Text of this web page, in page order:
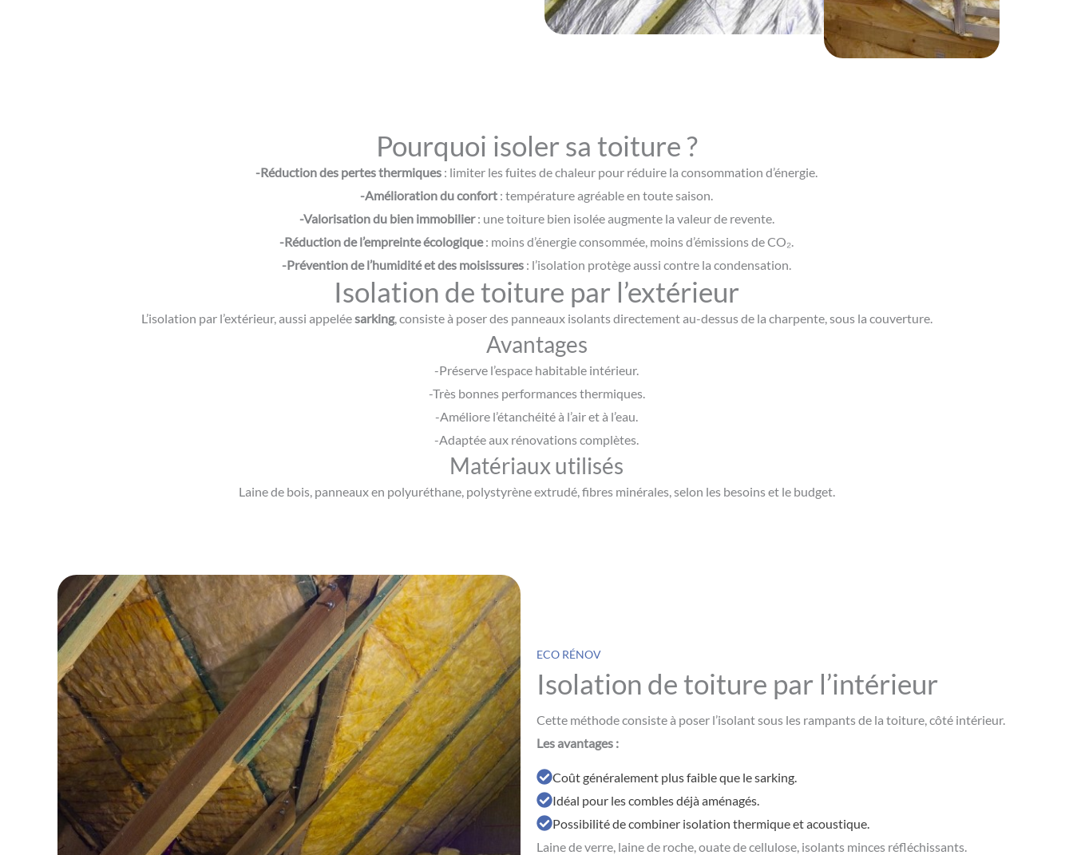
Pourquoi isoler sa toiture ?
-Réduction des pertes thermiques : limiter les fuites de chaleur pour réduire la consommation d’énergie.
-Amélioration du confort : température agréable en toute saison.
-Valorisation du bien immobilier: une toiture bien isolée augmente la valeur de revente.
-Réduction de l’empreinte écologique: moins d’énergie consommée, moins d’émissions de CO₂.
-Prévention de l’humidité et des moisissures : l’isolation protège aussi contre la condensation.
Isolation de toiture par l’extérieur
L’isolation par l’extérieur, aussi appeléesarking, consiste à poser des panneaux isolants directement au-dessus de la charpente, sous la couverture.
Avantages
-Préserve l’espace habitable intérieur.
-Très bonnes performances thermiques.
-Améliore l’étanchéité à l’air et à l’eau.
-Adaptée aux rénovations complètes.
Matériaux utilisés
Laine de bois, panneaux en polyuréthane, polystyrène extrudé, fibres minérales, selon les besoins et le budget.
ECO RÉNOV
Isolation de toiture par l’intérieur
Cette méthode consiste à poser l’isolant sous les rampants de la toiture, côté intérieur.
Les avantages :
Coût généralement plus faible que le sarking.
Idéal pour les combles déjà aménagés.
Possibilité de combiner isolation thermique et acoustique.
Laine de verre, laine de roche, ouate de cellulose, isolants minces réfléchissants.